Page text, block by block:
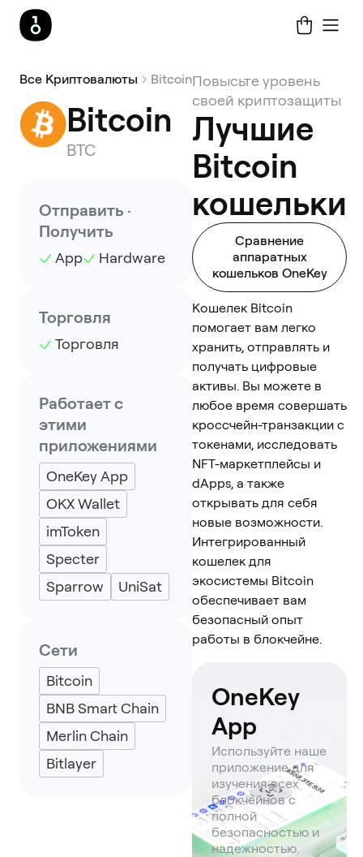
Все Криптовалюты Bitcoin
Bitcoin
BTC
Отправить ·
Получить
App Hardware
Торговля
Торговля
Работает с
этими
приложениями
OneKey App
OKX Wallet
imToken
Specter
Sparrow
UniSat
Сети
Bitcoin
BNB Smart Chain
Merlin Chain
Bitlayer
Повысьте уровень
своей криптозащиты
Лучшие
Bitcoin
кошельки
Сравнение
аппаратных
кошельков OneKey
Кошелек Bitcoin
помогает вам легко
хранить, отправлять и
получать цифровые
активы. Вы можете в
любое время совершать
кроссчейн-транзакции с
токенами, исследовать
NFT-маркетплейсы и
dApps, а также
открывать для себя
новые возможности.
Интегрированный
кошелек для
экосистемы Bitcoin
обеспечивает вам
безопасный опыт
работы в блокчейне.
OneKey
App
Используйте наше
приложение для
изучения всех
блокчейнов с
полной
безопасностью и
надежностью.